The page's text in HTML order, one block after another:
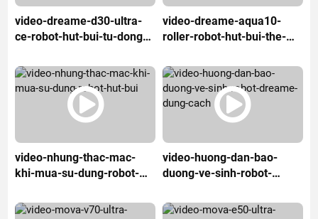
video-dreame-d30-ultra-
ce-robot-hut-bui-tu-dong-
video-dreame-aqua10-
roller-robot-hut-bui-the-
video-nhung-thac-mac-
khi-mua-su-dung-robot-
video-huong-dan-bao-
duong-ve-sinh-robot-